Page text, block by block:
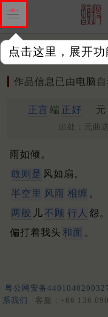
点击这里，展开
作品 标注四声 出
作品信息已由电脑
正宫 端 正好 元
出处：元曲
雨如倾。
敢则是 风如扇。
半空里
风雨 相缠 。
两般 儿 不顾 行人 怨。
偏打着我头 和面 。
粤公网安备
系我们
客服：+86 136